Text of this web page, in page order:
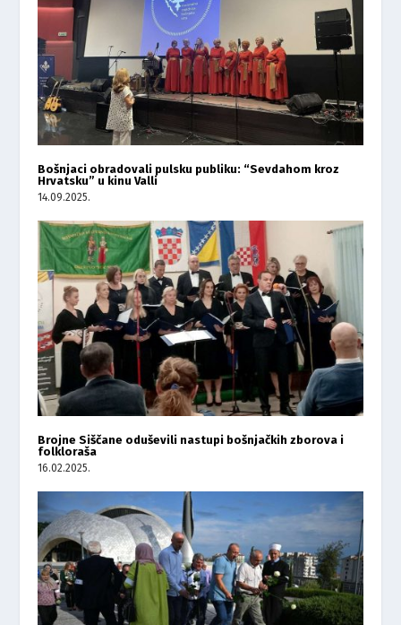
Bošnjaci obradovali pulsku publiku: “Sevdahom kroz
Hrvatsku” u kinu Valli
14.09.2025.
Brojne Siščane oduševili nastupi bošnjačkih zborova i
folkloraša
16.02.2025.